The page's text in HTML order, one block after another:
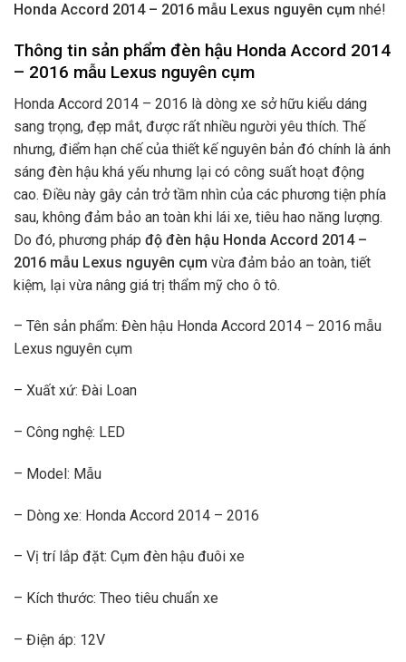
Honda Accord 2014 – 2016 mẫu Lexus nguyên cụm nhé!
Thông tin sản phẩm đèn hậu Honda Accord 2014
– 2016 mẫu Lexus nguyên cụm
Honda Accord 2014 – 2016 là dòng xe sở hữu kiểu dáng
sang trọng, đẹp mắt, được rất nhiều người yêu thích. Thế
nhưng, điểm hạn chế của thiết kế nguyên bản đó chính là ánh
sáng đèn hậu khá yếu nhưng lại có công suất hoạt động
cao. Điều này gây cản trở tầm nhìn của các phương tiện phía
sau, không đảm bảo an toàn khi lái xe, tiêu hao năng lượng.
Do đó, phương pháp độ đèn hậu Honda Accord 2014 –
2016 mẫu Lexus nguyên cụm vừa đảm bảo an toàn, tiết
kiệm, lại vừa nâng giá trị thẩm mỹ cho ô tô.
– Tên sản phẩm: Đèn hậu Honda Accord 2014 – 2016 mẫu
Lexus nguyên cụm
– Xuất xứ: Đài Loan
– Công nghệ: LED
– Model: Mẫu
– Dòng xe: Honda Accord 2014 – 2016
– Vị trí lắp đặt: Cụm đèn hậu đuôi xe
– Kích thước: Theo tiêu chuẩn xe
– Điện áp: 12V